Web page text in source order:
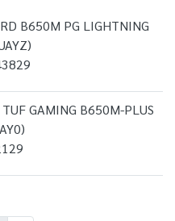
B650M PG LIGHTNING
GAMING B650M-PLUS